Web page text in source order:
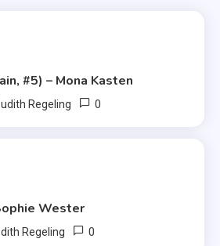
#5) – Mona Kasten
Regeling 0
Wester
Regeling 0